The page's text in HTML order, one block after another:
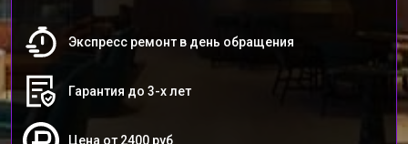
Экспресс ремонт в день обращения
Гарантия до 3-х лет
Цена от 2400 руб